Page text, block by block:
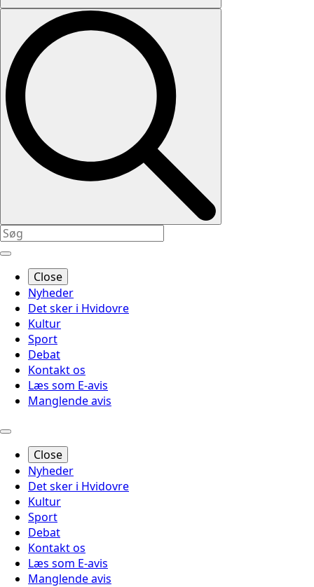
Close
Nyheder
Det sker i Hvidovre
Kultur
Sport
Debat
Kontakt os
Læs som E-avis
Manglende avis
Close
Nyheder
Det sker i Hvidovre
Kultur
Sport
Debat
Kontakt os
Læs som E-avis
Manglende avis